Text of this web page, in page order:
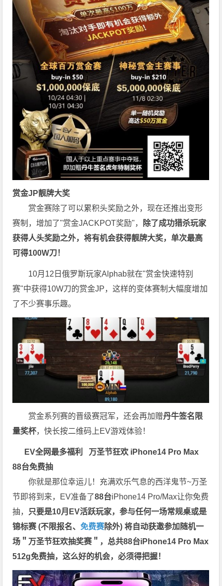
赏金JP靓牌大奖
赏金赛除了可以累积头奖励之外，现在还推出变形
赛制，增加了"赏金JACKPOT奖励"，
除了成功猎杀玩家
获得人头奖励之外，将有机会获得靓牌大奖，单次最高
可得100W刀！
10月12日俄罗斯玩家Alphab就在"赏金快速特别
赛"中获得10W刀的赏金JP，这样的变体赛制大幅度增加
了不少赛事乐趣。
赏金系列赛的晋级赛冠军，还会再加赠丹牛签名限
量奖杯，快长按二维码上EV游戏体验！
EV全网最多福利 万圣节狂欢 iPhone14 Pro Max
88台免费抽
你就是那位幸运儿！充满欢乐气息的西洋鬼节~万圣
节即将到来，EV准备了88台iPhone14 Pro/Max让你免费
抽， 只要是10月EV活跃玩家，参与任何一场常规桌或是
锦标赛 (不限报名、免费赛除外) 将自动获邀参加随机一
场＂万圣节狂欢抽奖赛＂，总共88台iPhone14 Pro Max
512g免费抽，这么好的机会，必须得把握！